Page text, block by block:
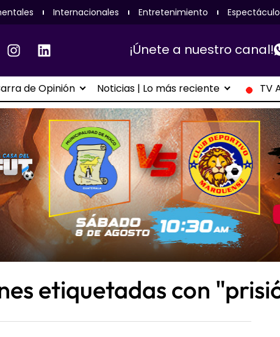
Internacionales Entretenimiento
¡Únete a nuestro canal!
de Opinión Noticias | Lo más reciente TV
etiquetadas con